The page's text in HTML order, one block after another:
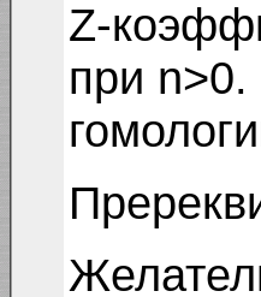
Z-
при n>0.